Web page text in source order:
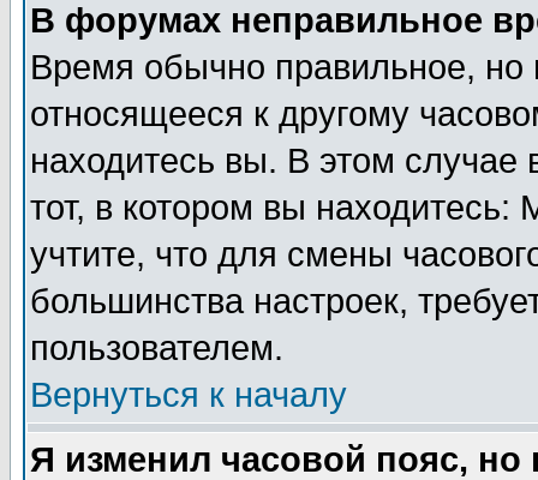
В форумах неправильное
Время обычно правильное,
относящееся к другому
находитесь вы. В этом
тот, в котором вы
учтите, что для смены
большинства настроек,
пользователем.
Вернуться к началу
Я изменил часовой пояс,